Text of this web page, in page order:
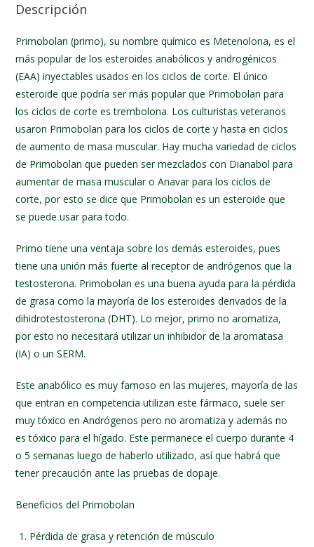
Descripción
Primobolan (primo), su nombre químico es Metenolona, es el
más popular de los esteroides anabólicos y androgénicos
(EAA) inyectables usados en los ciclos de corte. El único
esteroide que podría ser más popular que Primobolan para
los ciclos de corte es trembolona. Los culturistas veteranos
usaron Primobolan para los ciclos de corte y hasta en ciclos
de aumento de masa muscular. Hay mucha variedad de ciclos
de Primobolan que pueden ser mezclados con Dianabol para
aumentar de masa muscular o Anavar para los ciclos de
corte, por esto se dice que Primobolan es un esteroide que
se puede usar para todo.
Primo tiene una ventaja sobre los demás esteroides, pues
tiene una unión más fuerte al receptor de andrógenos que la
testosterona. Primobolan es una buena ayuda para la pérdida
de grasa como la mayoría de los esteroides derivados de la
dihidrotestosterona (DHT). Lo mejor, primo no aromatiza,
por esto no necesitará utilizar un inhibidor de la aromatasa
(IA) o un SERM.
Este anabólico es muy famoso en las mujeres, mayoría de las
que entran en competencia utilizan este fármaco, suele ser
muy tóxico en Andrógenos pero no aromatiza y además no
es tóxico para el hígado. Este permanece el cuerpo durante 4
o 5 semanas luego de haberlo utilizado, así que habrá que
tener precaución ante las pruebas de dopaje.
Beneficios del Primobolan
Pérdida de grasa y retención de músculo